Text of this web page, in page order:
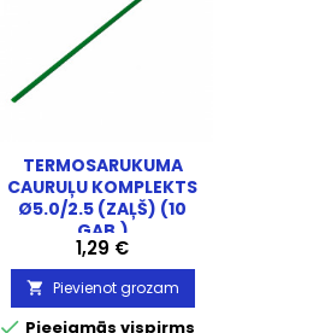
TERMOSARUKUMA
CAURUĻU KOMPLEKTS
Ø5.0/2.5 (ZAĻŠ) (10
GAB.)
Cena
1,29 €
 Pievienot grozam
 Pieejamās vispirms